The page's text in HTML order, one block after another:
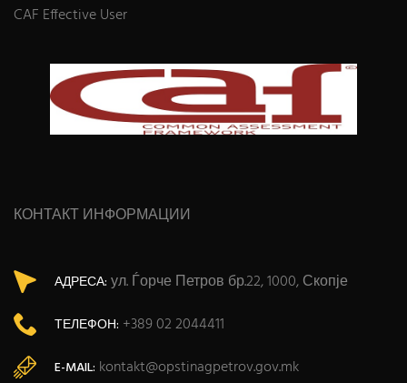
CAF Effective User
КОНТАКТ ИНФОРМАЦИИ
АДРЕСА: ул. Ѓорче Петров бр.22, 1000, Скопје
ТЕЛЕФОН: +389 02 2044411
E-MAIL: kontakt@opstinagpetrov.gov.mk